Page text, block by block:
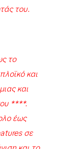
του.
το
και
και
****.
έως
σε